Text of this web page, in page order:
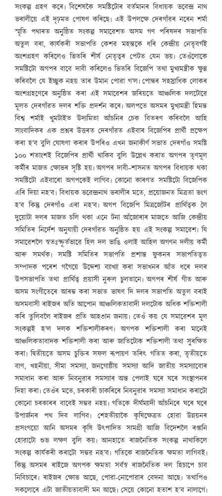
সংকল্প গ্ৰহণ কৰে৷ বিশেষকৈ সমষ্টিটোৰ বৰ্তমানৰ বিধায়ক ভবেন্দ্ৰ নাথ
ভৰালীয়ে এই দৃঢ়মত পোষণ কৰিছে৷ এই উপলক্ষে দেৰগাঁৱৰ নৰেন শৰ্মা
স্মৃতি পথাৰত অনুষ্ঠিত সংকল্প সমাৱেশত অসম গণ পৰিষদৰ সভাপতি
অতুল বৰা, কাৰ্যকৰী সভাপতি কেশৱ মহন্তকে ধৰি কেন্দ্ৰীয় নেতৃবৰ্গই
অংশগ্ৰহণ কৰিলেও ভিতৰি শীৰ্ষ নেতৃত্বৰ পেটত যেন ভয়৷ তেওঁলোকে
সমষ্টিটো অগপৰ বাবে দাবী কৰিলেও ভিতৰি বিজেপি তথা মুখ্যমন্ত্ৰীক ক্ষুণ্ণ
কৰিবলৈ যে ইচ্ছুক নহয় তাৰ উমান পোৱা গ’ল৷ পোন্ধৰ সহস্ৰাধিক লোকৰ
অংশগ্ৰহণেৰে অনুষ্ঠিত কৰা এই সমাৱেশৰ জৰিয়তে আঞ্চলিক দলটোৱে
মূলত দেৰগাঁৱত দলৰ শক্তি প্ৰদৰ্শন কৰে৷ অলপতে অসমৰ মুখ্যমন্ত্ৰী হিমন্ত
বিশ্ব শৰ্মাই খুমটাইত উদ্যমিতা আঁচনিৰ চেক বিতৰণ কৰিবলৈ আহি
সাংবাদিকৰ এক প্ৰশ্নৰ উত্তৰত দেৰগাঁৱত এইবাৰ বিজেপিৰ প্ৰাৰ্থী প্ৰক্ষেপ
কৰা হ’ব বুলি ঘোষণা কৰাৰ উপৰিও এখন জনাকীৰ্ণ সভাত দেৰগাঁও সমষ্টি
১০০ শতাংশই বিজেপিৰ প্ৰাৰ্থী থাকিব বুলি উল্লেখ কৰাত অগপৰ তৃণমূল
কৰ্মীৰ মাজত ক্ষোভৰ সৃষ্টি হয়৷ অগপৰ দাবী–শাসনত অগপৰ বিধায়ক থকা
সমষ্টিটো এইবাৰো অগপকেই লাগিব৷ কোনো কাৰণত সমষ্টিটো বিজেপিক
এৰি দিয়া নহ’ব৷ বিধায়ক ভৱেন্দ্ৰনাথ ভৰালীৰ মতে, প্ৰয়োজনত মিত্ৰতা ভংগ
হ’ব কিন্তু দেৰগাঁও এৰা নহ’ব৷ অগপ বিজেপি মিত্ৰজোঁটৰ প্ৰাৰ্থিত্বক লৈ
দুয়োটা দলৰ মাজত চলি থকা এনে টনা আঁজোৰাৰ মাজতে আজি কেন্দ্ৰীয়
সমিতিৰ নিৰ্দেশ অনুযায়ী দেৰগাঁৱত অনুষ্ঠিত হয় এই সংকল্প সমাৱেশ৷ যি
সমাৱেশলৈ স্বতঃস্ফূৰ্তভাৱে হিল দল ভাঙি ওলাই আহিল অগণন দলীয় কৰ্মী
আৰু সমৰ্থক৷ সমষ্টি সমিতিৰ সভাপতি প্ৰশান্ত ফুকনৰ সভাপতিত্বত
সম্পাদক পৰেশ গগৈয়ে উদ্দেশ্য ব্যাখ্যা কৰা সভাখনৰ আঁত ধৰে দলৰ
উপসভাপতি তথা প্ৰাৰ্থিত্ব প্ৰয়াসী নুৰুল চুলতানে৷ অগপৰ শীৰ্ষ গীত আৰু
অসম সংগীতেৰে আৰম্ভ কৰা সভাত ভাষণ দি দলৰ সভাপতি অতুল বৰাই
অসমবাসী ৰাইজৰ অতি আপোন আঞ্চলিকতাবাদী দলটোক অধিক শক্তিশালী
কৰি তুলিবলৈ ৰাইজৰ প্ৰতি আহ৩ান জনায়৷ তেওঁ কয় যে সমাৱেশৰ মূল
সংকল্পই হ’ল দলক শক্তিশালীকৰণ৷ অগপক শক্তিশালী কৰা মানেই
আঞ্চলিকতাবাদক শক্তিশালী কৰা আৰু জাতিটোক শক্তিশালী তথা সুৰক্ষিত
কৰা৷ দ্বিতীয়তে অসম চুক্তিৰ সফল ৰূপায়ণ তৰিৎ গতিত কৰা, তৃতীয়তে
বাণ, খহনীয়া, সীমা সমস্যা, জনগোষ্ঠীয় সমস্যা আদি জাতীয় সমস্যাবোৰ
সমাধান কৰা আৰু নিবনুৱাৰ সমস্যাৰ অন্ত পেলাই ঘৰে ঘৰে সংস্থাপনৰ
দিহা কৰা৷ তেওঁৰ মতে, চৰকাৰী চাকৰিৰে নিবনুৱাৰ সমস্যা সমাধান কৰাটো
কোনো চৰকাৰৰ বাবেই সম্ভৱ নহয়৷ গতিকে দীৰ্ঘম্যাদী আঁচনিৰে ঘৰে ঘৰে
উপাৰ্জনৰ পথ দিব লাগিব৷ শেহতীয়াকৈ কৃষিক্ষেত্ৰত হোৱা উন্নয়নৰ
প্ৰসংগয়ো আনি অসমৰ কৃষি উৎপাদিত সামগ্ৰী আজি বিদেশলৈ ৰপ্তানি
হোৱাটো শুভ লক্ষণ বুলি কয়৷ আনহাতে ৰাজনৈতিক সংকল্প নাথাকিলে
সংকল্প কাৰ্যকৰী কৰাটো সম্ভৱ নহ’ব৷ গতিকে ৰাজনৈতিক ক্ষমতা লাগিবই৷
কিন্তু অসমৰ ৰাইজে অগপক ক্ষমতা সৰ্বস্ব ৰাজনৈতিক দল হিচাপে চাব
নিবিচাৰে৷ ৰাইজৰ ক্ষোভ আছে, পোৱা-নোপোৱাৰ বেদনা আছে৷ তথাপিও
সকলোৰে এটা জাতীয়তাবাদী মন আছে৷ সেয়ে কোনো হতাশ হ’ব নালাগে৷